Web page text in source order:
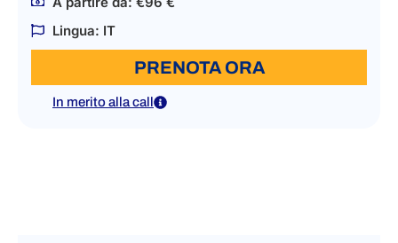
Lingua: IT
PRENOTA ORA
In merito alla call